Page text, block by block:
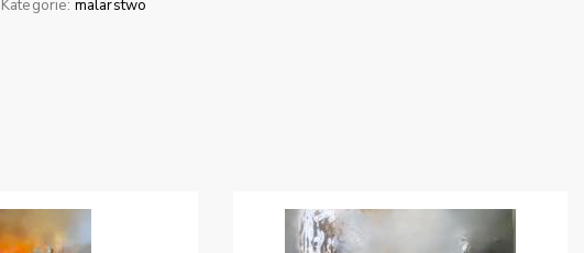
Kategorie: malarstwo